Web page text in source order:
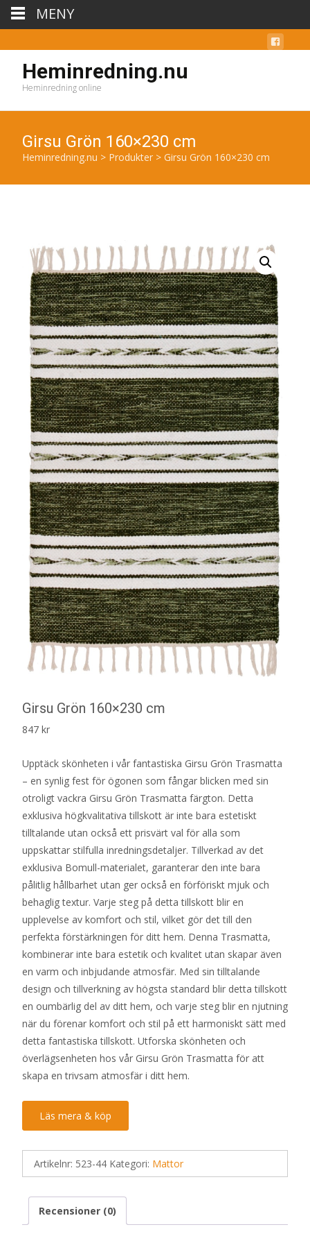
Heminredning.nu
Heminredning online
Girsu Grön 160×230 cm
Heminredning.nu > Produkter > Girsu Grön 160×230 cm
Girsu Grön 160×230 cm
847 kr
Upptäck skönheten i vår fantastiska Girsu Grön Trasmatta
– en synlig fest för ögonen som fångar blicken med sin
otroligt vackra Girsu Grön Trasmatta färgton. Detta
exklusiva högkvalitativa tillskott är inte bara estetiskt
tilltalande utan också ett prisvärt val för alla som
uppskattar stilfulla inredningsdetaljer. Tillverkad av det
exklusiva Bomull-materialet, garanterar den inte bara
pålitlig hållbarhet utan ger också en förföriskt mjuk och
behaglig textur. Varje steg på detta tillskott blir en
upplevelse av komfort och stil, vilket gör det till den
perfekta förstärkningen för ditt hem. Denna Trasmatta,
kombinerar inte bara estetik och kvalitet utan skapar även
en varm och inbjudande atmosfär. Med sin tilltalande
design och tillverkning av högsta standard blir detta tillskott
en oumbärlig del av ditt hem, och varje steg blir en njutning
när du förenar komfort och stil på ett harmoniskt sätt med
detta fantastiska tillskott. Utforska skönheten och
överlägsenheten hos vår Girsu Grön Trasmatta för att
skapa en trivsam atmosfär i ditt hem.
Läs mera & köp
Artikelnr: 523-44 Kategori: Mattor
Recensioner (0)
MENY